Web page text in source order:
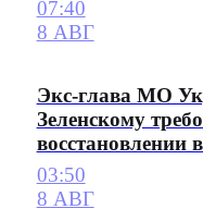
07:40
8 АВГ
Экс-глава МО
Зеленскому
восстановлении
03:50
8 АВГ